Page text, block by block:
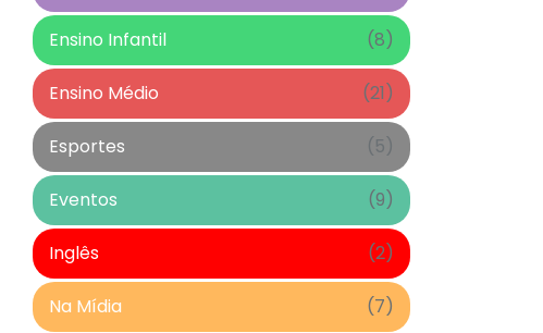
Ensino Infantil (8)
Ensino Médio (21)
Esportes (5)
Eventos (9)
Inglês (2)
Na Mídia (7)